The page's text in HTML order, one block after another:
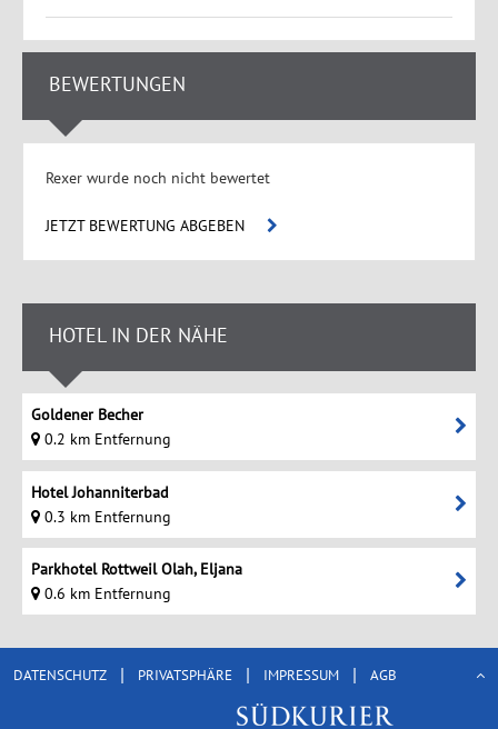
BEWERTUNGEN
Rexer wurde noch nicht bewertet
JETZT BEWERTUNG ABGEBEN
HOTEL IN DER NÄHE
Goldener Becher
0.2 km Entfernung
Hotel Johanniterbad
0.3 km Entfernung
Parkhotel Rottweil Olah, Eljana
0.6 km Entfernung
DATENSCHUTZ | PRIVATSPHÄRE | IMPRESSUM | AGB